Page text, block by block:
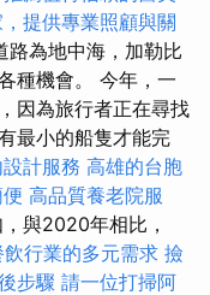
提供專業照顧與關
路為地中海，加勒比
種機會。 今年，一
因為旅行者正在尋找
最小的船隻才能完
計服務 高雄的台胞
高品質養老院服
與2020年相比，
行業的多元需求 撿
步驟 請一位打掃阿